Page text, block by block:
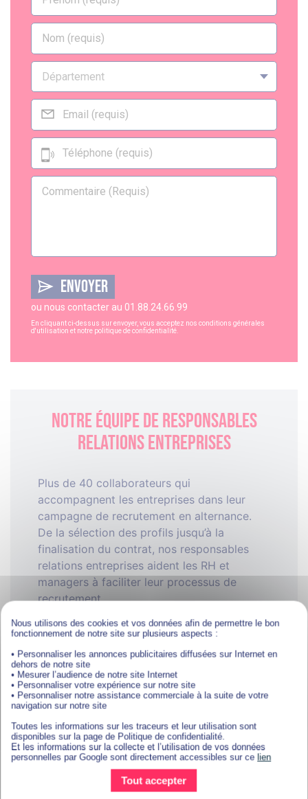
ENVOYER
ou nous contacter au 01.88.24.66.99
En cliquant ci-dessus sur envoyer, vous acceptez nos conditions générales
d'utilisation et notre politique de confidentialité.
Notre équipe de responsables
relations entreprises
Plus de 40 collaborateurs qui
accompagnent les entreprises dans leur
campagne de recrutement en alternance.
De la sélection des profils jusqu’à la
finalisation du contrat, nos responsables
relations entreprises aident les RH et
managers à faciliter leur processus de
recrutement.
Notre équipe de chargés
d’admission et de placement
Plus de 50 collaborateurs accompagnent
nos candidats dans la concrétisation de leur
projet d’alternance, allant du choix de la
Nous utilisons des cookies et vos données afin de permettre le bon
fonctionnement de notre site sur plusieurs aspects :
• Personnaliser les annonces publicitaires diffusées sur Internet en
dehors de notre site
• Mesurer l’audience de notre site Internet
• Personnaliser votre expérience sur notre site
• Personnaliser notre assistance commerciale à la suite de votre
navigation sur notre site
Toutes les informations sur les traceurs et leur utilisation sont
disponibles sur la page de Politique de confidentialité.
Et les informations sur la collecte et l’utilisation de vos données
personnelles par Google sont directement accessibles sur ce lien
Tout accepter